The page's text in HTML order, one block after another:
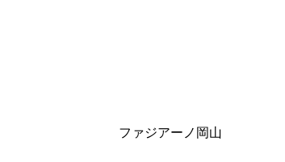
ファジアーノ岡山